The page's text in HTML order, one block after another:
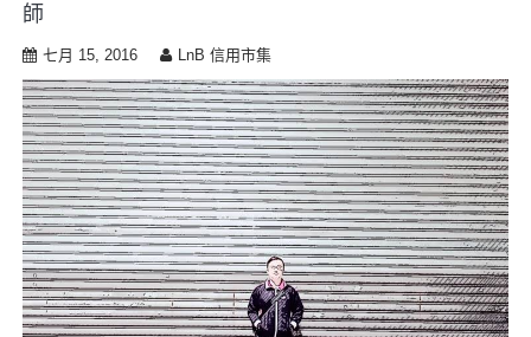
師
七月 15, 2016 LnB 信用市集